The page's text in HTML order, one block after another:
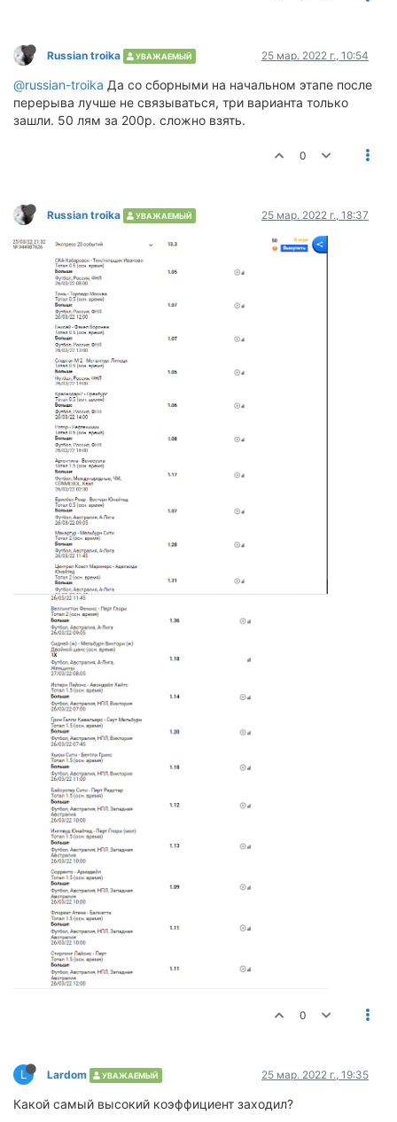
Russian troika УВАЖАЕМЫЙ 25 мар. 2022 г., 10:54
@russian-troika Да со сборными на начальном этапе после
перерыва лучше не связываться, три варианта только
зашли. 50 лям за 200р. сложно взять.
0
Russian troika УВАЖАЕМЫЙ 25 мар. 2022 г., 18:37
0
L Lardom УВАЖАЕМЫЙ 25 мар. 2022 г., 19:35
Какой самый высокий коэффициент заходил?